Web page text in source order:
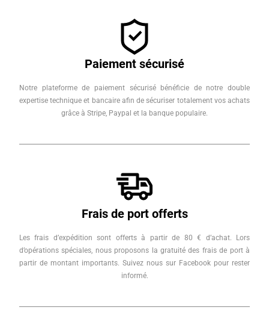
Paiement sécurisé
Notre plateforme de paiement sécurisé bénéficie de notre double
expertise technique et bancaire afin de sécuriser totalement vos achats
grâce à Stripe, Paypal et la banque populaire.
Frais de port offerts
Les frais d’expédition sont offerts à partir de 80 € d’achat. Lors
d’opérations spéciales, nous proposons la gratuité des frais de port à
partir de montant importants. Suivez nous sur Facebook pour rester
informé.